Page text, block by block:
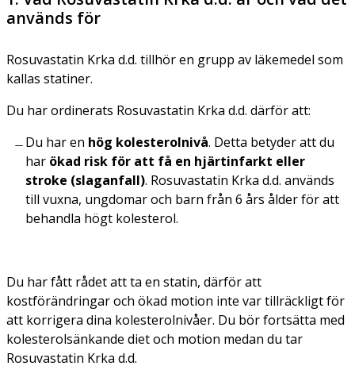
används för
Rosuvastatin Krka d.d. tillhör en grupp av läkemedel som
kallas statiner.
Du har ordinerats Rosuvastatin Krka d.d. därför att:
Du har en hög kolesterolnivå. Detta betyder att du
har ökad risk för att få en hjärtinfarkt eller
stroke (slaganfall). Rosuvastatin Krka d.d. används
till vuxna, ungdomar och barn från 6 års ålder för att
behandla högt kolesterol.
Du har fått rådet att ta en statin, därför att
kostförändringar och ökad motion inte var tillräckligt för
att korrigera dina kolesterolnivåer. Du bör fortsätta med
kolesterolsänkande diet och motion medan du tar
Rosuvastatin Krka d.d.